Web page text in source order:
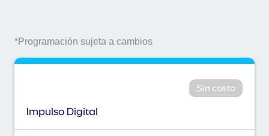
*Programación sujeta a cambios
Sin costo
Impulso Digital